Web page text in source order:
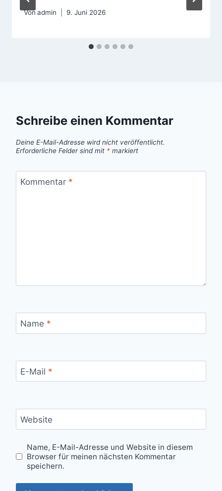
Vonadmin 9. Juni 2026
Schreibe einen Kommentar
Deine E-Mail-Adresse wird nicht veröffentlicht.
Erforderliche Felder sind mit * markiert
Kommentar *
Name *
E-Mail *
Website
Name, E-Mail-Adresse und Website in diesem
Browser für meinen nächsten Kommentar
speichern.